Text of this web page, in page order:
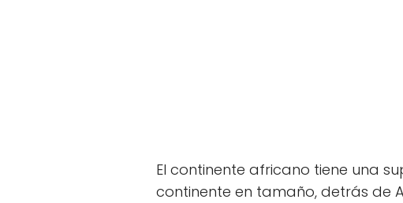
El continente africano tiene una
continente en tamaño, detrás de